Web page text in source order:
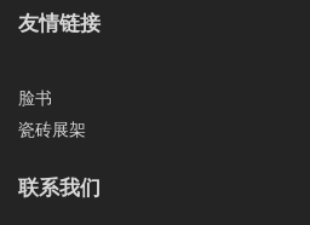
友情链接
脸书
瓷砖展架
联系我们